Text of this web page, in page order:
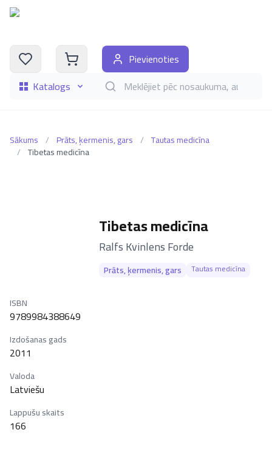
Katalogs Meklēt grāmatas pēc nosaukuma, autora,
Pievienoties
Sākums / Prāts, ķermenis, gars / Tautas medicīna
/ Tibetas medicīna
Tibetas medicīna
–
Ralfs Kvinlens Forde
Prāts, ķermenis, gars Tautas medicīna
ISBN
9789984388649
Izdošanas gads
2011
Valoda
Latviešu
Lappušu skaits
166